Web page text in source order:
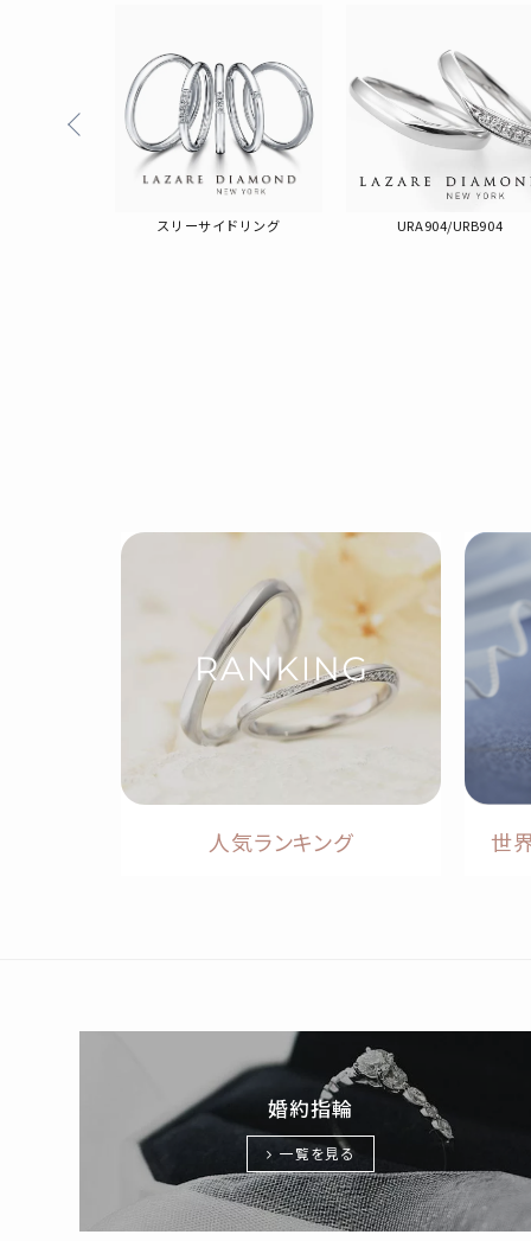
スリーサイドリング URA904/URB904
人気ランキング 世
婚約指輪
一覧を見る